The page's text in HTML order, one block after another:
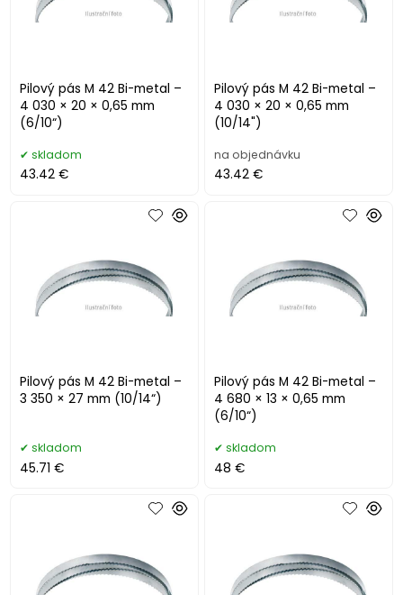
Pilový pás M 42 Bi-metal –
4 030 × 20 × 0,65 mm
(6/10“)
skladom
43.42 €
Pilový pás M 42 Bi-metal –
4 030 × 20 × 0,65 mm
(10/14")
na objednávku
43.42 €
Pilový pás M 42 Bi-metal –
3 350 × 27 mm (10/14“)
skladom
45.71 €
Pilový pás M 42 Bi-metal –
4 680 × 13 × 0,65 mm
(6/10“)
skladom
48 €